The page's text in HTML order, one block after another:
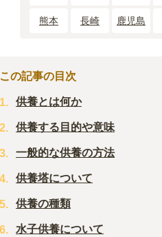
熊本 長崎 鹿児島
この記事の目次
供養とは何か
供養する目的や意味
一般的な供養の方法
供養塔について
供養の種類
水子供養について